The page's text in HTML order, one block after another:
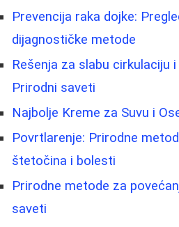
Prevencija raka dojke:
dijagnostičke metode
Rešenja za slabu cirkulaciju
Prirodni saveti
Najbolje Kreme za Suvu i
Povrtlarenje: Prirodne
štetočina i bolesti
Prirodne metode za
saveti